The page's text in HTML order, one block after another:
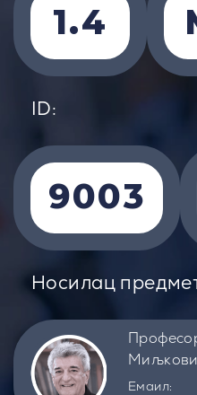
1.4
ID:
9003
Носилац
Емаил: